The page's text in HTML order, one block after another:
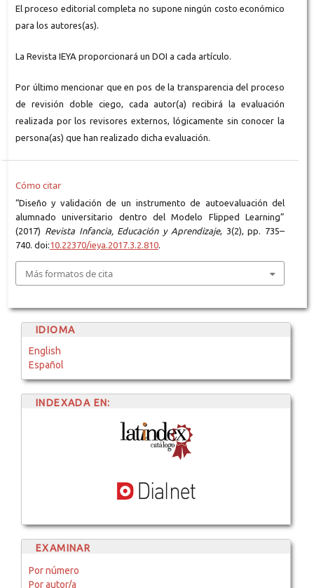
El proceso editorial completa no supone ningún costo económico
para los autores(as).
La Revista IEYA proporcionará un DOI a cada artículo.
Por último mencionar que en pos de la transparencia del proceso
de revisión doble ciego, cada autor(a) recibirá la evaluación
realizada por los revisores externos, lógicamente sin conocer la
persona(as) que han realizado dicha evaluación.
Cómo citar
“Diseño y validación de un instrumento de autoevaluación del
alumnado universitario dentro del Modelo Flipped Learning”
(2017) Revista Infancia, Educación y Aprendizaje, 3(2), pp. 735–
740. doi:10.22370/ieya.2017.3.2.810.
Más formatos de cita
IDIOMA
English
Español
INDEXADA EN:
EXAMINAR
Por número
Por autor/a